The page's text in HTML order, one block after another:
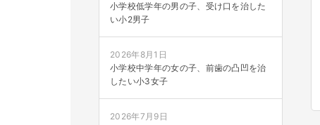
小学校低学年の男の子、受け口を治した
い小2男子
2026年8月1日
小学校中学年の女の子、前歯の凸凹を治
したい小3女子
2026年7月9日